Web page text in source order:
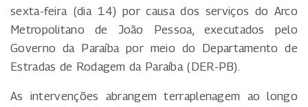
sexta-feira (dia 14) por causa dos serviços do Arco
Metropolitano de João Pessoa, executados pelo
Governo da Paraíba por meio do Departamento de
Estradas de Rodagem da Paraíba (DER-PB).
As intervenções abrangem terraplenagem ao longo